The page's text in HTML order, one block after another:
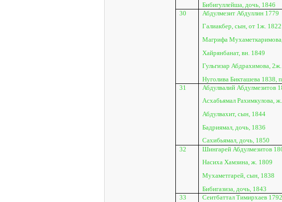
Бибигуллейша, дочь, 1846
30
Абдулмезит Абдуллин 1779
Галиакбер, сын, от 1ж. 1822
Магрифа
Хайрянбанат, вн. 1849
Гульгизар Абдрахимова,
Нуголива Бикташева 1838,
31
Абдулвалий Абдулмезитов
Асхабьямал Рахимкулова,
Абдулвахит, сын, 1844
Бадриямал, дочь, 1836
Сахибьямал, дочь, 1850
32
Шингарей Абдулмезитов
Насиха Хамзина, ж. 1809
Мухаметгарей, сын, 1838
Бибигазиза, дочь, 1843
33
Сеитбаттал Тимирхаев